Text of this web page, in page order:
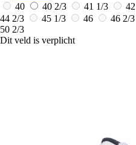
40
40 2/3 41 1/3 42
44 2/3
45 1/3 46 46 2/3
50 2/3
Dit veld is verplicht